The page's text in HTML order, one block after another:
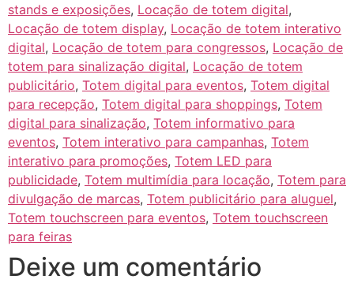
stands e exposições, Locação de totem digital,
Locação de totem display, Locação de totem interativo
digital, Locação de totem para congressos, Locação de
totem para sinalização digital, Locação de totem
publicitário, Totem digital para eventos, Totem digital
para recepção, Totem digital para shoppings, Totem
digital para sinalização, Totem informativo para
eventos, Totem interativo para campanhas, Totem
interativo para promoções, Totem LED para
publicidade, Totem multimídia para locação, Totem para
divulgação de marcas, Totem publicitário para aluguel,
Totem touchscreen para eventos, Totem touchscreen
para feiras
Deixe um comentário